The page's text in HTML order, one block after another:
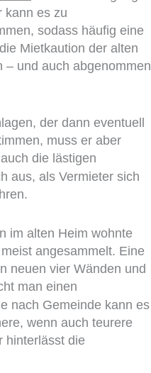
kann es zu
sodass häufig eine
Mietkaution der alten
– und auch abgenommen
der dann eventuell
muss er aber
die lästigen
aus, als Vermieter sich
im alten Heim wohnte
angesammelt. Eine
neuen vier Wänden und
man einen
nach Gemeinde kann es
wenn auch teurere
hinterlässt die